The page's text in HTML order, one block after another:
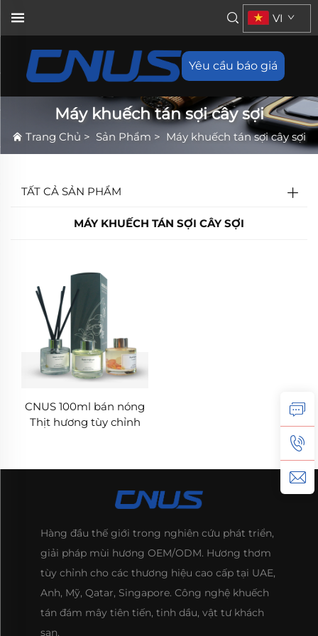
Yêu cầu báo giá
VI
Máy khuếch tán sợi cây sợi
Trang Chủ > Sản Phẩm > Máy khuếch tán sợi cây sợi
TẤT CẢ SẢN PHẨM
MÁY KHUẾCH TÁN SỢI CÂY SỢI
CNUS 100ml bán nóng
Thịt hương tùy chỉnh
Aroma Set Reed
Hàng đầu thế giới trong nghiên cứu phát triển,
giải pháp mùi hương OEM/ODM. Hương thơm
tùy chỉnh cho các thương hiệu cao cấp tại UAE,
Anh, Mỹ, Qatar, Singapore. Công nghệ khuếch
tán đám mây tiên tiến, tinh dầu, vật tư khách
sạn.